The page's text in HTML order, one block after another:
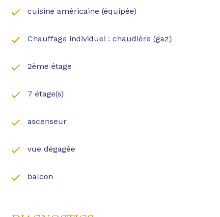
cuisine américaine (équipée)
Chauffage individuel : chaudière (gaz)
2ème étage
7 étage(s)
ascenseur
vue dégagée
balcon